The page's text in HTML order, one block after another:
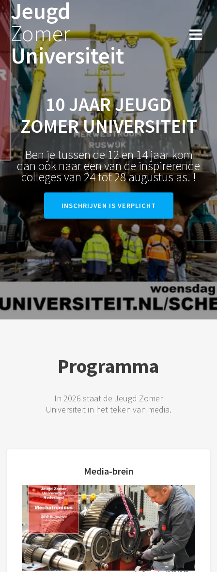
de
inhoud
Jeugd
Zomer
Universiteit
10 JAAR JEUGD
ZOMER UNIVERSITEIT
Ben je tussen de 12 en 14 jaar kom
dan ook naar een van de inspirerende
colleges van 24 tot 28 augustus as. !
INSCHRIJVEN IS VERPLICHT
Programma
In 2026 staat de Jeugd Zomer
Universiteit in het teken van media.
Media‑brein